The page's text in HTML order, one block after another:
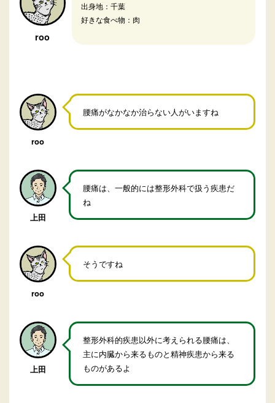
roo
出身地：千葉
好きな食べ物：肉
roo
腰痛がなかなか治らない人がいますね
上田
腰痛は、一般的には整形外科で扱う疾患だ
ね
roo
そうですね
上田
整形外科的疾患以外に考えられる腰痛は、
主に内臓から来るものと精神疾患から来る
ものがあるよ